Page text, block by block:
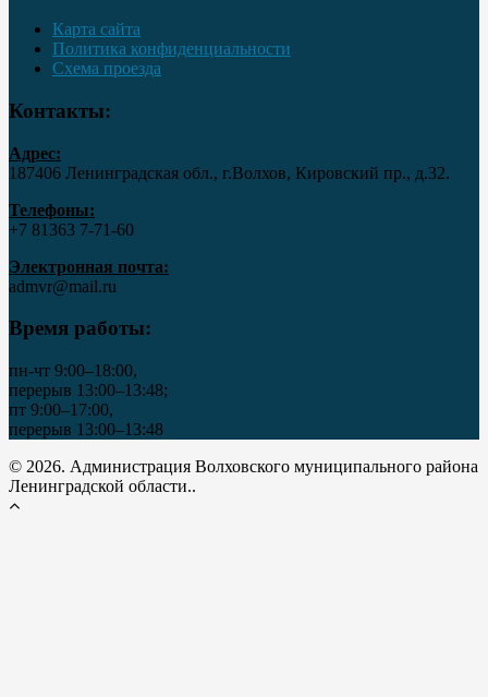
Карта сайта
Политика конфиденциальности
Схема проезда
Контакты:
Адрес:
187406 Ленинградская обл., г.Волхов, Кировский пр., д.32.
Телефоны:
+7 81363 7‑71-60
Электронная почта:
admvr@mail.ru
Время работы:
пн-чт 9:00–18:00,
перерыв 13:00–13:48;
пт 9:00–17:00,
перерыв 13:00–13:48
© 2026. Администрация Волховского муниципального района
Ленинградской области..